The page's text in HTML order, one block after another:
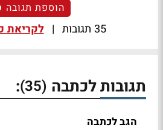
הוספת תגובה
35 תגובות | לקריאת
תגובות לכתבה (35)
:
הגב לכתבה